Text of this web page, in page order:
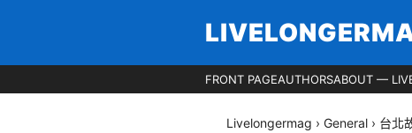
FRONT PAGEAUTHORSABOUT —
Livelongermag › General › 台北